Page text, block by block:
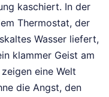
kaschiert. In der
Thermostat, der
Wasser liefert,
klammer Geist am
eine Welt
die Angst, den